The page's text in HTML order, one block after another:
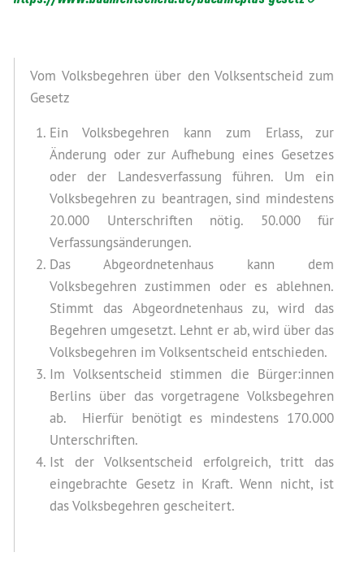
Vom Volksbegehren über den Volksentscheid zum
Gesetz
Ein Volksbegehren kann zum Erlass, zur
Änderung oder zur Aufhebung eines Gesetzes
oder der Landesverfassung führen. Um ein
Volksbegehren zu beantragen, sind mindestens
20.000 Unterschriften nötig. 50.000 für
Verfassungsänderungen.
Das Abgeordnetenhaus kann dem
Volksbegehren zustimmen oder es ablehnen.
Stimmt das Abgeordnetenhaus zu, wird das
Begehren umgesetzt. Lehnt er ab, wird über das
Volksbegehren im Volksentscheid entschieden.
Im Volksentscheid stimmen die Bürger:innen
Berlins über das vorgetragene Volksbegehren
ab. Hierfür benötigt es mindestens 170.000
Unterschriften.
Ist der Volksentscheid erfolgreich, tritt das
eingebrachte Gesetz in Kraft. Wenn nicht, ist
das Volksbegehren gescheitert.